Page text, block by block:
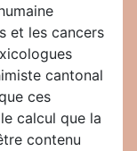
et les cancers
cantonal
ces
calcul que la
contenu